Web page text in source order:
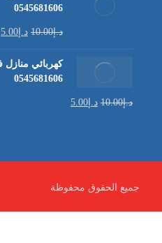
0545681606
د.إ10.00 د.إ 5.00
0545681606
د.إ10.00 د.إ 5.00
جميع الحقوق محفوظة